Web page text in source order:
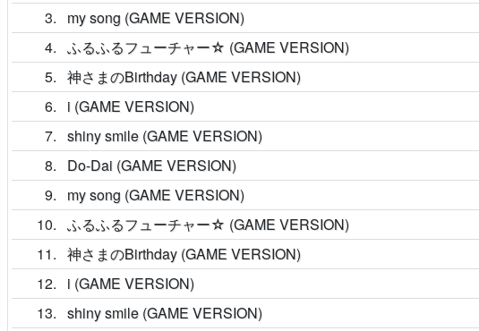
3
my song (GAME VERSION)
4
ふるふるフューチャー☆ (GAME VERSION)
5
神さまのBirthday (GAME VERSION)
6
i (GAME VERSION)
7
shiny smile (GAME VERSION)
8
Do-Dai (GAME VERSION)
9
my song (GAME VERSION)
10
ふるふるフューチャー☆ (GAME VERSION)
11
神さまのBirthday (GAME VERSION)
12
i (GAME VERSION)
13
shiny smile (GAME VERSION)